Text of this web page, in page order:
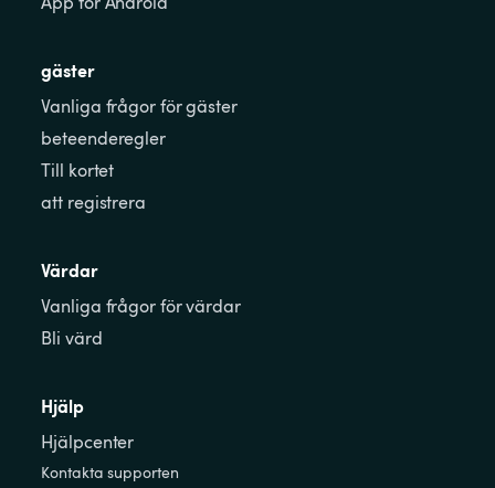
gäster
Vanliga frågor för gäster
beteenderegler
Till kortet
att registrera
Värdar
Vanliga frågor för värdar
Bli värd
Hjälp
Hjälpcenter
Kontakta supporten